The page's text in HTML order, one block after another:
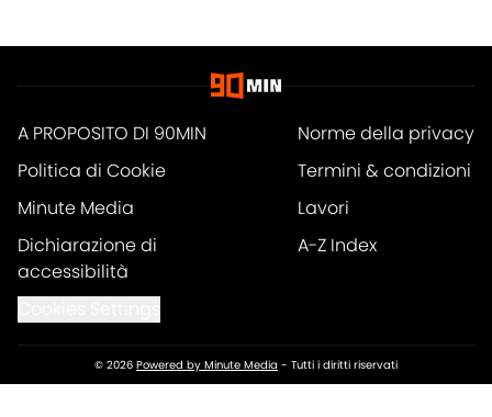
A PROPOSITO DI 90MIN
Norme della privacy
Politica di Cookie
Termini & condizioni
Minute Media
Lavori
Dichiarazione di
accessibilità
A-Z Index
© 2026 Powered by Minute Media - Tutti i diritti riservati